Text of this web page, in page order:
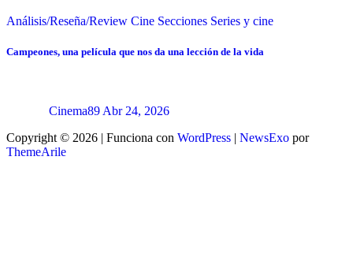
Análisis/Reseña/Review Cine Secciones Series y cine
Campeones, una película que nos da una lección de la vida
Cinema89 Abr 24, 2026
Copyright © 2026 | Funciona con WordPress | NewsExo por
ThemeArile